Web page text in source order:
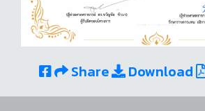
Share Download